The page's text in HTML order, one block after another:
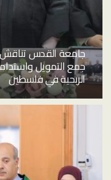
​جامعة القدس تناقش
جمع التمويل
الربحية في فلسطين